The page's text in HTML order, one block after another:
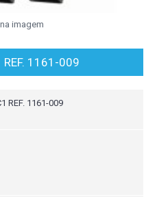
imagem
REF. 1161-009
REF. 1161-009